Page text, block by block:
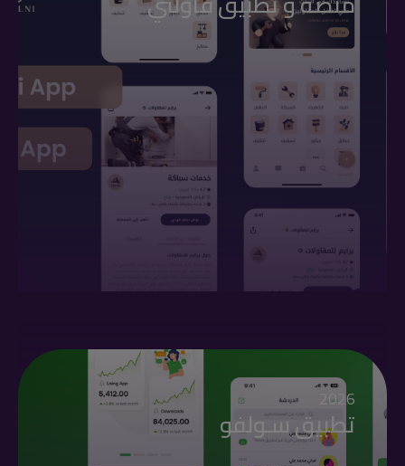
2026
تطبيق سـولفو